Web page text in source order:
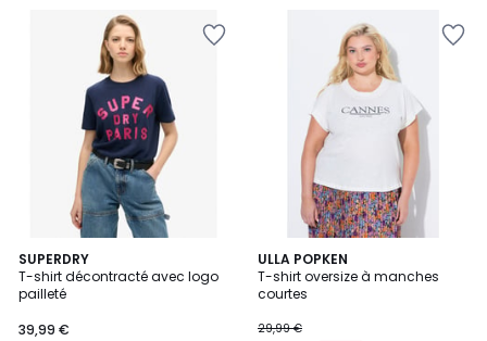
SUPERDRY
T-shirt décontracté avec logo
pailleté
39,99 €
ULLA POPKEN
T-shirt oversize à manches
courtes
29,99 €